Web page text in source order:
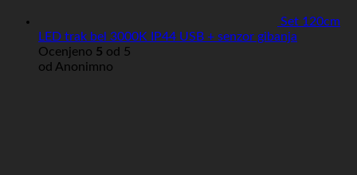
Set 120cm
LED trak bel 3000K IP44 USB + senzor gibanja
Ocenjeno 5 od 5
od Anonimno